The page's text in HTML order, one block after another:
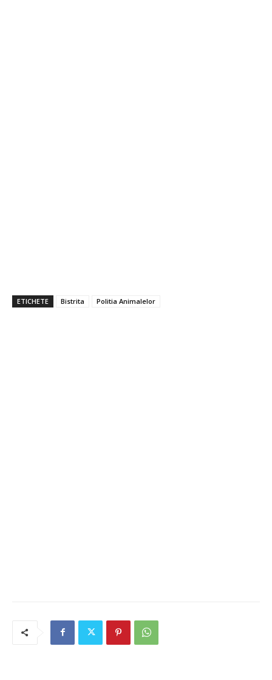
ETICHETE Bistrita Politia Animalelor